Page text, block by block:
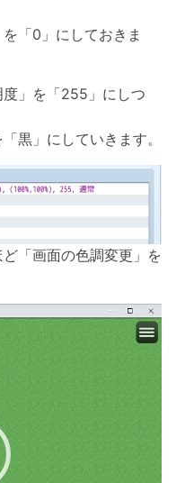
「0」にしておきま
度」を「255」にしつ
黒」にしていきます。
「画面の色調変更」を